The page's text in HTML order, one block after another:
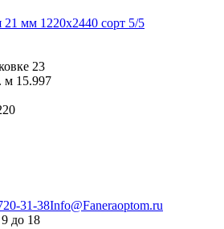
мм 1220х2440 сорт 5/5
23
м 15.997
31-38Info@Faneraoptom.ru
до 18